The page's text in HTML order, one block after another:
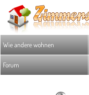
Wie andere wohnen
Forum